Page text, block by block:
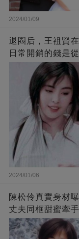
2024/01/09
退圈后，王祖賢
日常開銷的錢是
2024/01/06
陳松伶真實身材
丈夫同框甜蜜牽